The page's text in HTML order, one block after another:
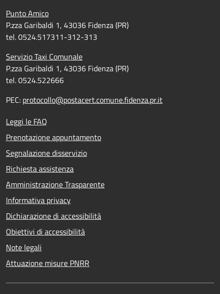
Punto Amico
P.zza Garibaldi 1, 43036 Fidenza (PR)
tel. 0524.517311-312-313
Servizio Taxi Comunale
P.zza Garibaldi 1, 43036 Fidenza (PR)
tel. 0524.522666
PEC: protocollo@postacert.comune.fidenza.pr.it
Leggi le FAQ
Prenotazione appuntamento
Segnalazione disservizio
Richiesta assistenza
Amministrazione Trasparente
Informativa privacy
Dichiarazione di accessibilità
Obiettivi di accessibilità
Note legali
Attuazione misure PNRR